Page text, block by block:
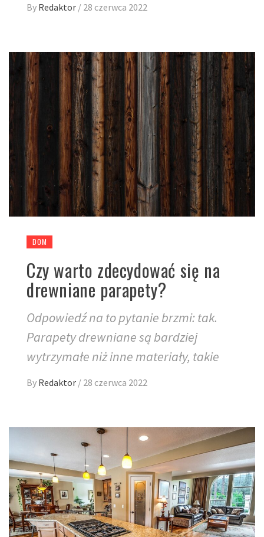
By Redaktor / 28 czerwca 2022
DOM
Czy warto zdecydować się na
drewniane parapety?
Odpowiedź na to pytanie brzmi: tak.
Parapety drewniane są bardziej
wytrzymałe niż inne materiały, takie
By Redaktor / 28 czerwca 2022